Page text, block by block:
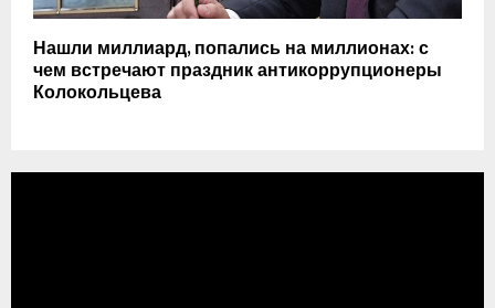
Нашли миллиард, попались на миллионах: с
чем встречают праздник антикоррупционеры
Колокольцева